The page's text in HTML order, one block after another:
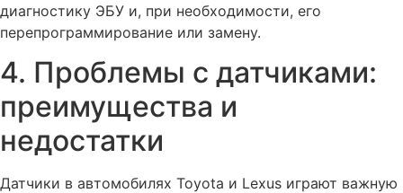
диагностику ЭБУ и, при необходимости, его
перепрограммирование или замену.
4. Проблемы с датчиками:
преимущества и
недостатки
Датчики в автомобилях Toyota и Lexus играют важную